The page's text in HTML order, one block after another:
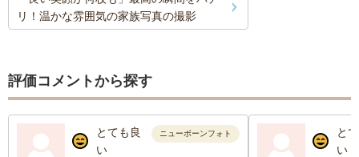
リ！温かな雰囲気の家族写真の撮影
評価コメントから探す
とても良
い
ニューボーンフォト
と
い